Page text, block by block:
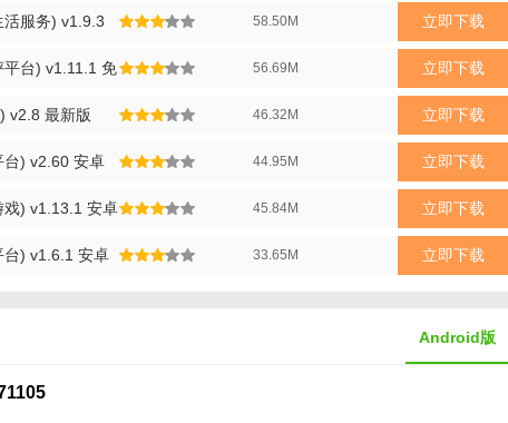
通知和消息。
设备。
应用程序。
通知。
备的专业管理工具，其界面设计简洁明了，操作流程简单易懂，用户体验
控、应用管理和安全管理等功能，大大提升了用户对ZTE设备的控制能
活服务) v1.9.3 58.50M 立即下载
台) v1.11.1 免 56.69M 立即下载
v2.8 最新版 46.32M 立即下载
台) v2.60 安卓 44.95M 立即下载
戏) v1.13.1 安卓 45.84M 立即下载
台) v1.6.1 安卓 33.65M 立即下载
Android版